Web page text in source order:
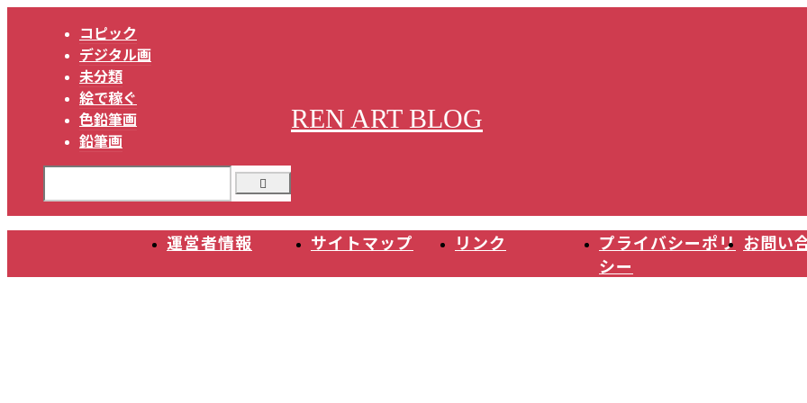
コピック
デジタル画
未分類
絵で稼ぐ
色鉛筆画
鉛筆画
REN ART BLOG
運営者情報 サイトマップ リンク
プライバシーポリ
シー
お問い